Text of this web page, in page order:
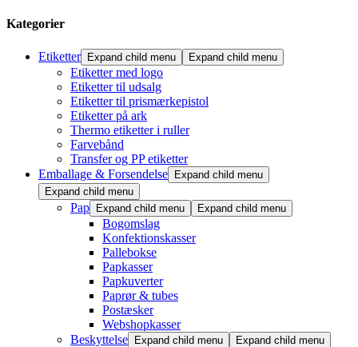
Kategorier
Etiketter Expand child menu Expand child menu
Etiketter med logo
Etiketter til udsalg
Etiketter til prismærkepistol
Etiketter på ark
Thermo etiketter i ruller
Farvebånd
Transfer og PP etiketter
Emballage & Forsendelse Expand child menu
Expand child menu
Pap Expand child menu Expand child menu
Bogomslag
Konfektionskasser
Pallebokse
Papkasser
Papkuverter
Paprør & tubes
Postæsker
Webshopkasser
Beskyttelse Expand child menu Expand child menu